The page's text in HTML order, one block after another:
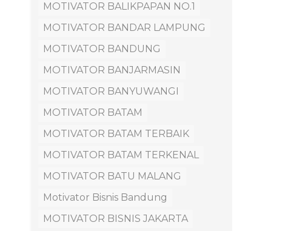
MOTIVATOR BALIKPAPAN NO.1
MOTIVATOR BANDAR LAMPUNG
MOTIVATOR BANDUNG
MOTIVATOR BANJARMASIN
MOTIVATOR BANYUWANGI
MOTIVATOR BATAM
MOTIVATOR BATAM TERBAIK
MOTIVATOR BATAM TERKENAL
MOTIVATOR BATU MALANG
Motivator Bisnis Bandung
MOTIVATOR BISNIS JAKARTA